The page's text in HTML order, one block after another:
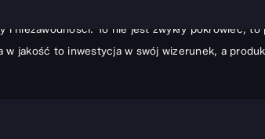
obcowania z przedmiotem dobrze
niezawodności. To nie jest zwykły pokrowiec;
jakość to inwestycja w swój wizerunek, a